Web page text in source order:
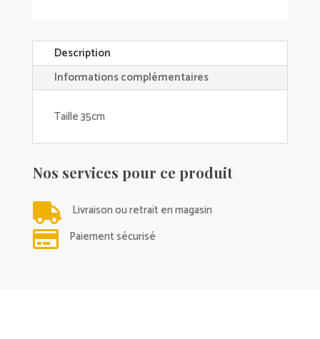
Description
Informations complémentaires
Taille 35cm
Nos services pour ce produit
 Livraison ou retrait en magasin
 Paiement sécurisé